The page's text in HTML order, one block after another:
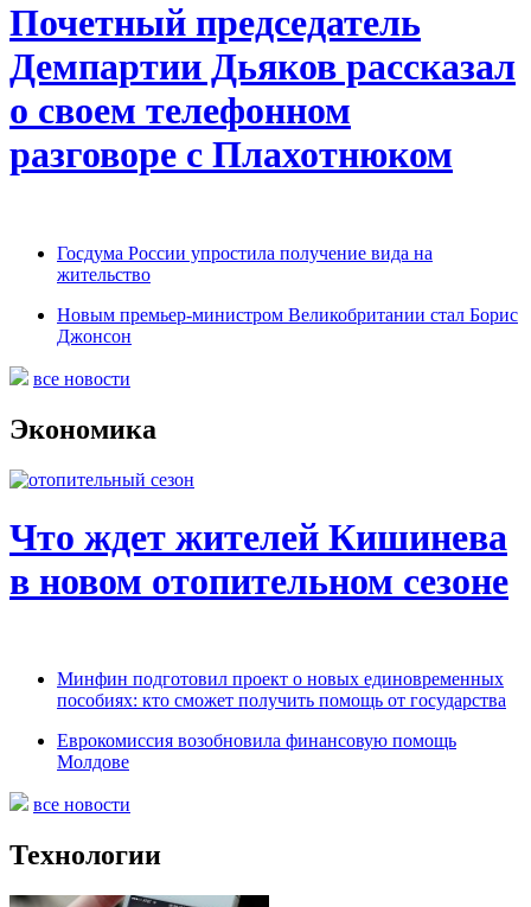
Почетный председатель
Демпартии Дьяков рассказал
о своем телефонном
разговоре с Плахотнюком
Госдума России упростила получение вида на
жительство
Новым премьер-министром Великобритании стал Борис
Джонсон
все новости
Экономика
Что ждет жителей Кишинева
в новом отопительном сезоне
Минфин подготовил проект о новых единовременных
пособиях: кто сможет получить помощь от государства
Еврокомиссия возобновила финансовую помощь
Молдове
все новости
Технологии